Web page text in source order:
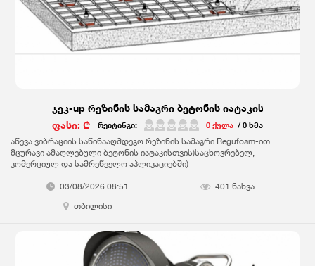
ჯეკ-up რეზინის სამაგრი ბეტონის იატაკისთვის
ფასი: ₾
რეიტინგი: 0 ქულა / 0 ხმა
აწევა ვიბრაციის საწინააღმდეგო რეზინის სამაგრი Regufoam-ით
მცურავი ამაღლებული ბეტონის იატაკისთვის)საცხოვრებელ,
კომერციულ და სამრეწველო აპლიკაციებში)
03/08/2026 08:51
401 ნახვა
თბილისი